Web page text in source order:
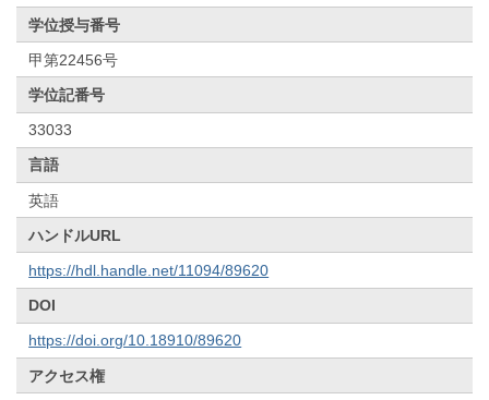
学位授与番号
甲第22456号
学位記番号
33033
言語
英語
ハンドルURL
https://hdl.handle.net/11094/89620
DOI
https://doi.org/10.18910/89620
アクセス権